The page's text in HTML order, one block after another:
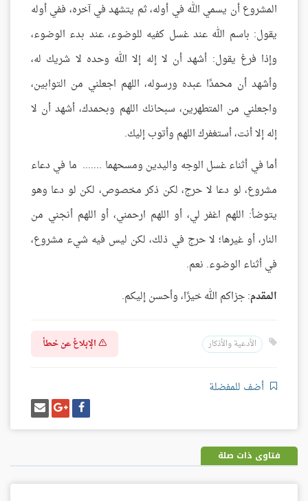
المشروع أن يسمي الله في أوله، ثم يتشهد في آخره، ففي أوله
يقول: باسم الله عند غسل كفيه للوضوء، عند بدء الوضوء،
وإذا فرغ يقول: أشهد أن لا إله إلا الله وحده لا شريك له،
وأشهد أن محمدًا عبده ورسوله، اللهم اجعلني من التوابين،
واجعلني من المتطهرين، سبحانك اللهم وبحمدك، أشهد أن لا
إله إلا أنت، أستغفرك اللهم وأتوب إليك.
أما في أثناء غسل الوجه واليدين ومسحهما ....... ما في دعاء
مشروع، لو دعا لا حرج، لكن ذكر مخصوص، لكن لو دعا وهو
يتوضأ: اللهم اغفر لي، أو اللهم ارحمني، أو اللهم أنجني من
النار، أو غيرها؛ لا حرج في ذلك، لكن ليس فيه شيء مشروع،
في أثناء الوضوء. نعم.
المقدم: جزاكم الله خيرًا، وأحسن إليكم.
الأدعية والأذكار الإبلاغ عن خطأ
أضف للمفضلة
شارك
على
فيسبوك
شارك
على
غوغل
بلس
إرسل
إيميل
فتاوى ذات صلة